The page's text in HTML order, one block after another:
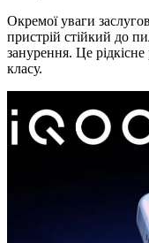
Окремої уваги
пристрій стійкий до
занурення. Це
класу.